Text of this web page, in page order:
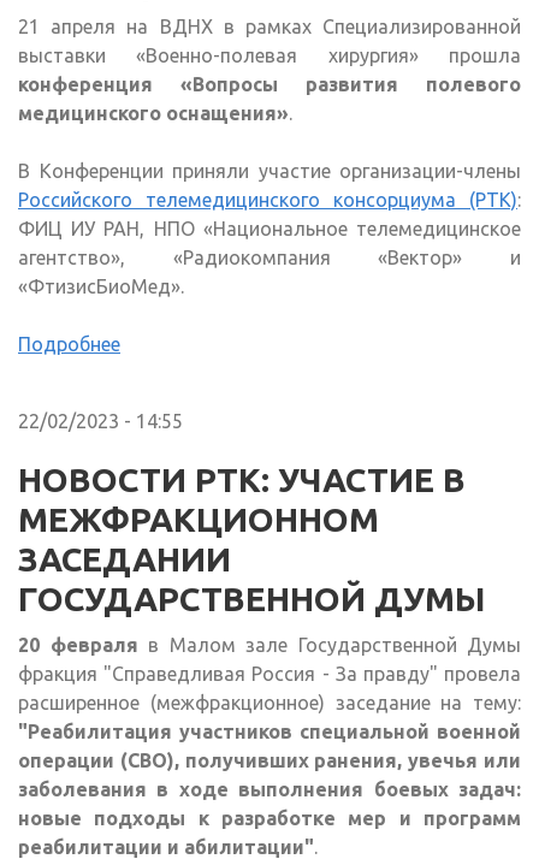
21 апреля на ВДНХ в рамках Специализированной
выставки «Военно-полевая хирургия» прошла
конференция «Вопросы развития полевого
медицинского оснащения».
В Конференции приняли участие организации-члены
Российского телемедицинского консорциума (РТК):
ФИЦ ИУ РАН, НПО «Национальное телемедицинское
агентство», «Радиокомпания «Вектор» и
«ФтизисБиоМед».
Подробнее
22/02/2023 - 14:55
НОВОСТИ РТК: УЧАСТИЕ В
МЕЖФРАКЦИОННОМ
ЗАСЕДАНИИ
ГОСУДАРСТВЕННОЙ ДУМЫ
20 февраля в Малом зале Государственной Думы
фракция "Справедливая Россия - За правду" провела
расширенное (межфракционное) заседание на тему:
"Реабилитация участников специальной военной
операции (СВО), получивших ранения, увечья или
заболевания в ходе выполнения боевых задач:
новые подходы к разработке мер и программ
реабилитации и абилитации".